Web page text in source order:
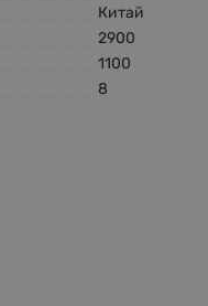
Китай
2900
1100
8